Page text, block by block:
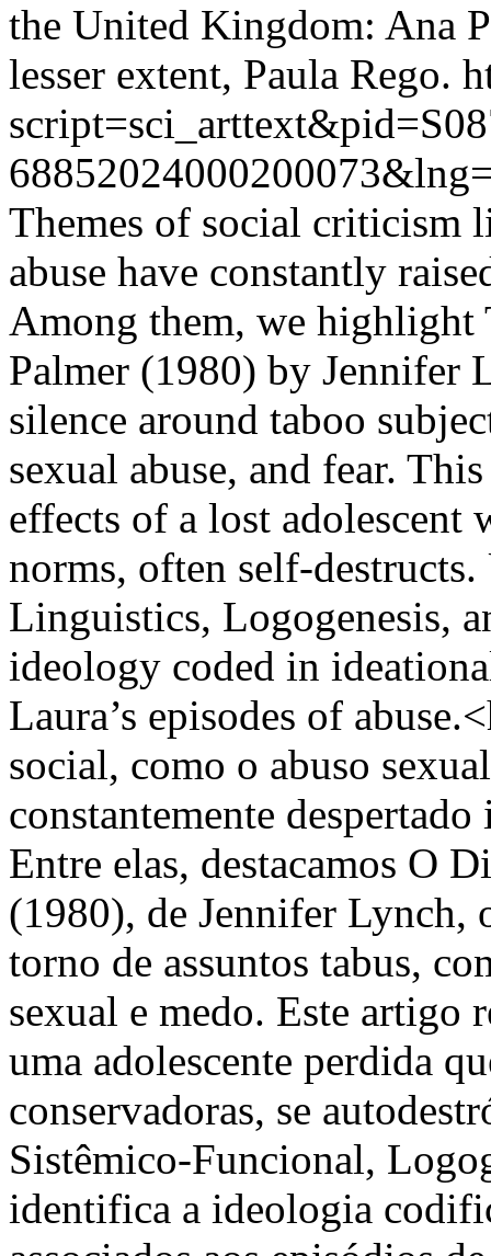
the United Kingdom: Ana
lesser extent, Paula Rego.
Themes of social criticism
abuse have constantly
Among them, we highlight
Palmer (1980) by Jennifer
silence around taboo
sexual abuse, and fear.
effects of a lost
norms, often self-
Linguistics, Logogenesis,
ideology coded in
Laura’s episodes of
social, como o abuso
constantemente
Entre elas, destacamos O
(1980), de Jennifer Lynch,
torno de assuntos tabus,
sexual e medo. Este artigo
uma adolescente perdida
conservadoras, se
Sistêmico-Funcional,
identifica a ideologia